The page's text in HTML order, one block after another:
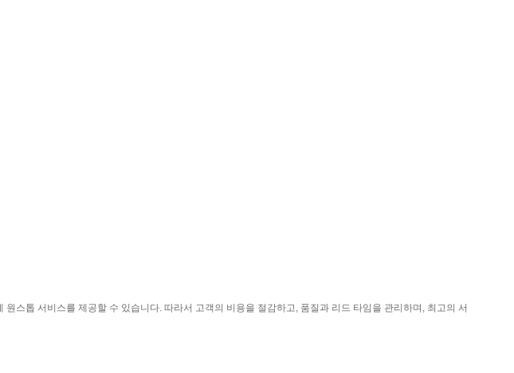
스톱 서비스를 제공할 수 있습니다. 따라서 고객의 비용을 절감하고, 품질과 리드 타임을 관리하며, 최고의 서